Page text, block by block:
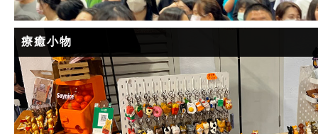
療癒小物